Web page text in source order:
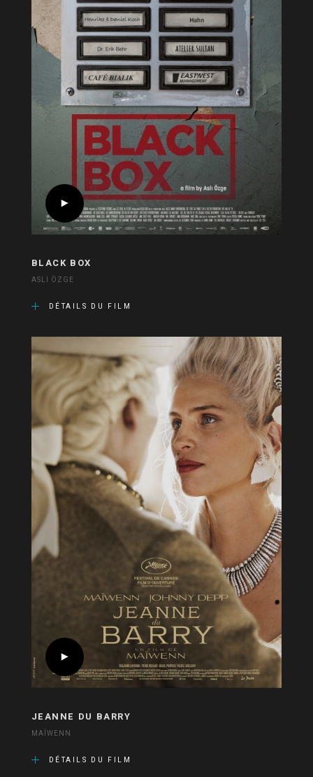
BLACK BOX
ASLI ÖZGE
DÉTAILS DU FILM
JEANNE DU BARRY
MAÏWENN
DÉTAILS DU FILM